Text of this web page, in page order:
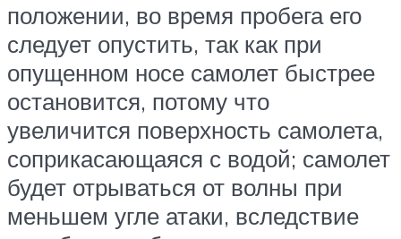
положении, во время пробега его
следует опустить, так как при
опущенном носе самолет быстрее
остановится, потому что
увеличится поверхность самолета,
соприкасающаяся с водой; самолет
будет отрываться от волны при
меньшем угле атаки, вследствие